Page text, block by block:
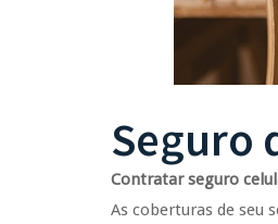
Seguro
Contratar seguro
As coberturas de seu